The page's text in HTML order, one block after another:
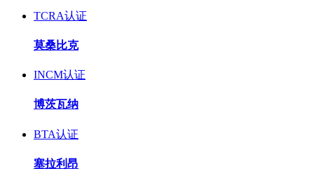
TCRA认证
莫桑比克
INCM认证
博茨瓦纳
BTA认证
塞拉利昂